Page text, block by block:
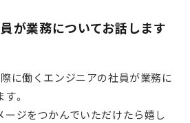
が業務についてお話します
に働くエンジニアの社員が業務に
。
ージをつかんでいただけたら嬉し